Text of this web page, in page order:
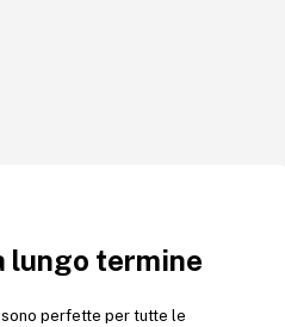
lungo termine
sono perfette per tutte le